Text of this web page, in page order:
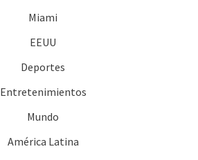
Miami
EEUU
Deportes
Entretenimientos
Mundo
América Latina